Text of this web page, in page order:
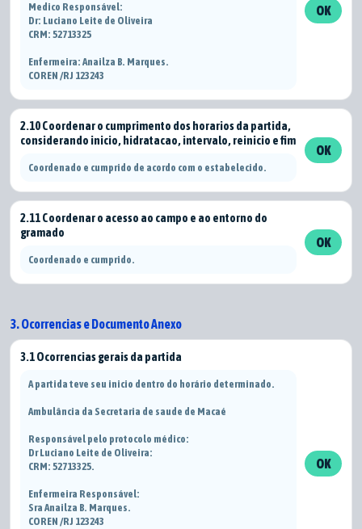
Medico Responsável:
Dr: Luciano Leite de Oliveira
CRM: 52713325
Enfermeira: Anailza B. Marques.
COREN /RJ 123243
OK
2.10 Coordenar o cumprimento dos horarios da partida,
considerando inicio, hidratacao, intervalo, reinicio e fim
Coordenado e cumprido de acordo com o estabelecido.
OK
2.11 Coordenar o acesso ao campo e ao entorno do
gramado
Coordenado e cumprido.
OK
3. Ocorrencias e Documento Anexo
3.1 Ocorrencias gerais da partida
A partida teve seu inicio dentro do horário determinado.
Ambulância da Secretaria de saude de Macaé
Responsável pelo protocolo médico:
Dr Luciano Leite de Oliveira:
CRM: 52713325.
Enfermeira Responsável:
Sra Anailza B. Marques.
COREN /RJ 123243
OK